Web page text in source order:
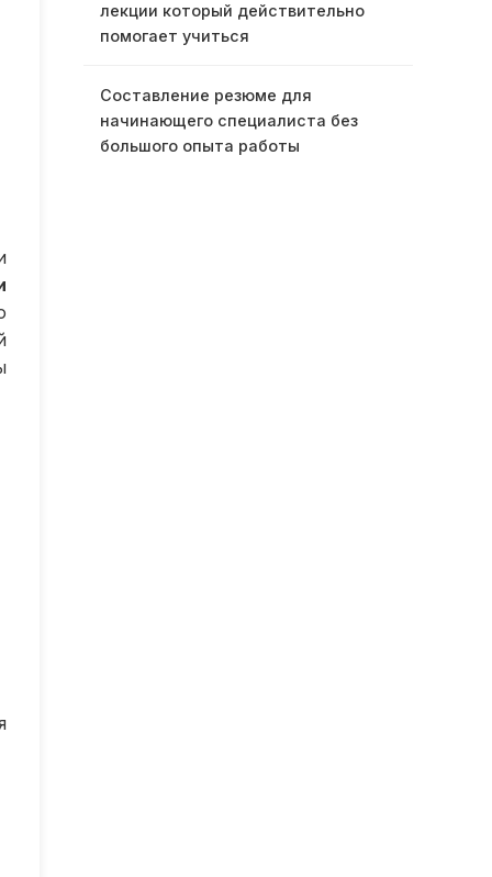
лекции который действительно
помогает учиться
Составление резюме для
начинающего специалиста без
большого опыта работы